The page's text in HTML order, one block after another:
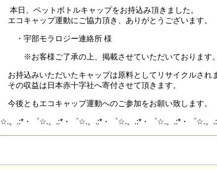
本日、ペットボトルキャップをお持込み頂きました。
エコキャップ運動にご協力頂き、ありがとうございます。
・宇部モラロジー連絡所 様
※お客様ご了承の上、掲載させていただいております。
お持込みいただいたキャップは原料としてリサイクルされ
その収益は日本赤十字社へ寄付させて頂きます。
今後ともエコキャップ運動へのご参加をお願い致します。
☆.。.:*・゜☆.。.:*・゜☆.。.:*・゜☆.。.:*・゜☆.。.:*・゜☆.。